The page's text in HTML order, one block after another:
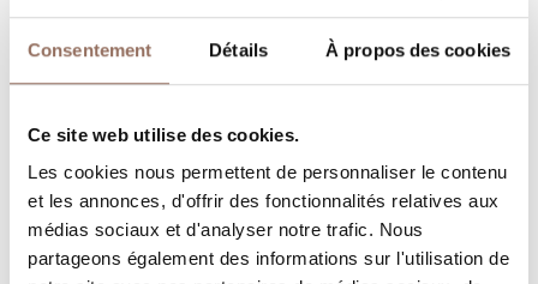
Consentement Détails À propos des cookies
Ce site web utilise des cookies.
Les cookies nous permettent de personnaliser le contenu
et les annonces, d'offrir des fonctionnalités relatives aux
médias sociaux et d'analyser notre trafic. Nous
partageons également des informations sur l'utilisation de
Vos vacances
Programmez où dormir, où manger, quoi faire et visiter
dans chaque coin de Langhe Monferrato Roero, tout en